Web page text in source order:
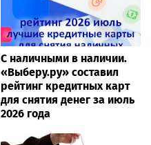
С наличными в наличии.
«Выберу.ру» составил
рейтинг кредитных карт
для снятия денег за июль
2026 года